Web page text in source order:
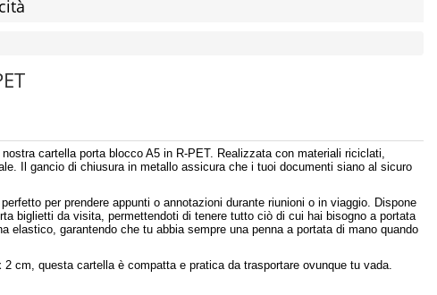
cartella porta blocco A5 in R-PET. Realizzata con materiali riciclati,
Il gancio di chiusura in metallo assicura che i tuoi documenti siano al sicuro
per prendere appunti o annotazioni durante riunioni o in viaggio. Dispone
biglietti da visita, permettendoti di tenere tutto ciò di cui hai bisogno a portata
elastico, garantendo che tu abbia sempre una penna a portata di mano quando
cm, questa cartella è compatta e pratica da trasportare ovunque tu vada.